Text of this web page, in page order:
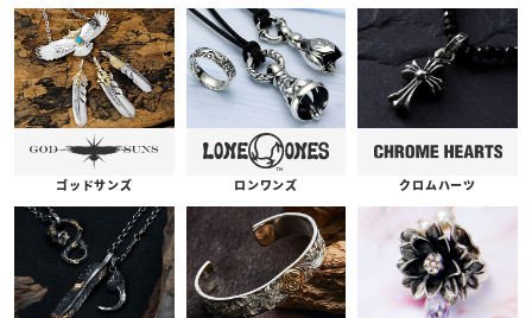
ゴッドサンズ ロンワンズ クロムハーツ